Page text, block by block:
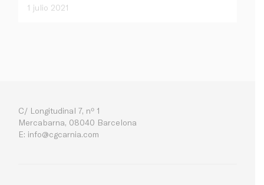
1 julio 2021
C/ Longitudinal 7, nº 1
Mercabarna, 08040 Barcelona
E: info@cgcarnia.com